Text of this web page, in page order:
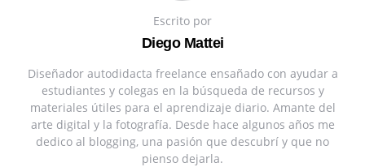
Escrito por
Diego Mattei
Diseñador autodidacta freelance ensañado con ayudar a
estudiantes y colegas en la búsqueda de recursos y
materiales útiles para el aprendizaje diario. Amante del
arte digital y la fotografía. Desde hace algunos años me
dedico al blogging, una pasión que descubrí y que no
pienso dejarla.